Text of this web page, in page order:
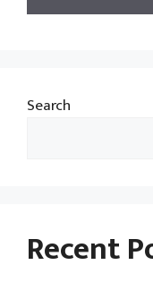
Search
Recent